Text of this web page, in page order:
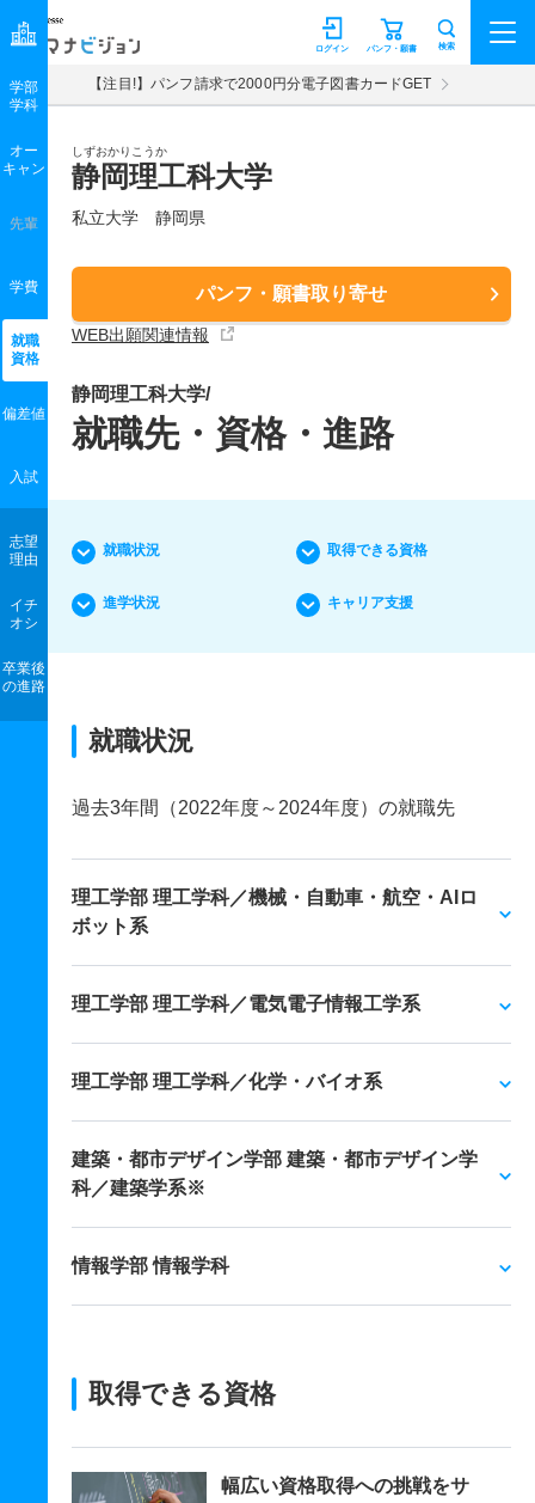
マナビジョン パンフ・願書
ログイン 検索
【注目!】パンフ請求で2000円分電子図書カードGET
しずおかりこうか
静岡理工科大学
私立大学 静岡県
パンフ・願書取り寄せ
WEB出願関連情報
学部
学科
オー
キャン
先輩
学費
就職
資格
偏差値
入試
志望
理由
イチ
オシ
卒業後
の進路
静岡理工科大学/
就職先・資格・進路
就職状況 取得できる資格
進学状況 キャリア支援
就職状況
過去3年間（2022年度～2024年度）の就職先
理工学部 理工学科／機械・自動車・航空・AIロ
ボット系
理工学部 理工学科／電気電子情報工学系
理工学部 理工学科／化学・バイオ系
建築・都市デザイン学部 建築・都市デザイン学
科／建築学系※
情報学部 情報学科
取得できる資格
幅広い資格取得への挑戦をサ